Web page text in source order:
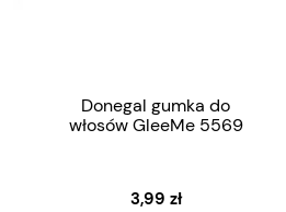
Donegal gumka do
włosów GleeMe 5569
3,99 zł